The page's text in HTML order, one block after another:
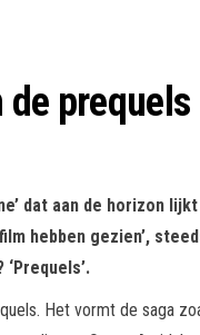
de prequels
dat aan de horizon
hebben gezien’,
Het vormt de saga